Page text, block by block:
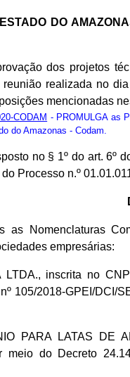
DO
dos projetos
reunião realizada no
mencionadas
CODAM - PROMULGA as
do Amazonas - Codam.
no § 1º do art. 6º
Processo n.º
as Nomenclaturas
empresárias:
LTDA., inscrita no
105/2018-GPEI/DCI/
PARA LATAS DE
meio do Decreto